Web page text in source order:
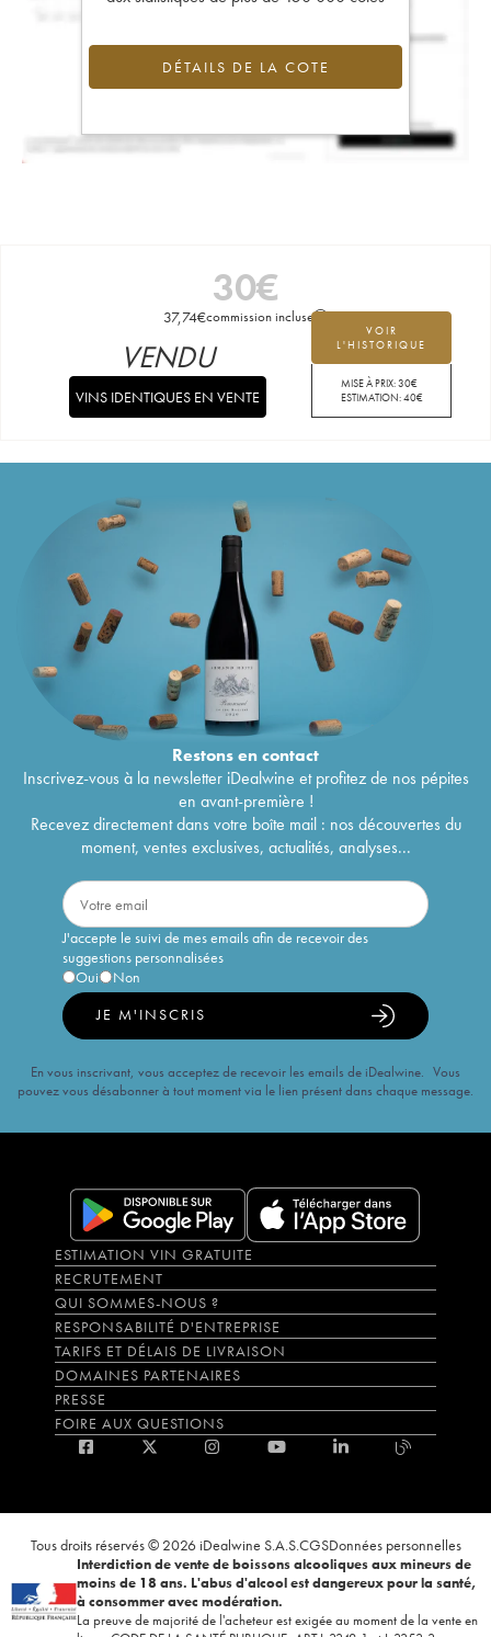
DÉTAILS DE LA COTE
30€
37,74€commission incluse
VOIR
L'HISTORIQUE
MISE À PRIX:30€
ESTIMATION:40€
VENDU
VINS IDENTIQUES EN VENTE
Restons encontact
Inscrivez-vous à la newsletter iDealwine et profitez de nos pépites
en avant-première !
Recevez directement dans votre boîte mail : nos découvertes du
moment, ventes exclusives, actualités, analyses...
J'accepte le suivi de mes emails afin de recevoir des
suggestions personnalisées
Oui
Non
JE M'INSCRIS
En vous inscrivant, vous acceptez de recevoir les emails de iDealwine. Vous
pouvez vous désabonner à tout moment via le lien présent dans chaque message.
ESTIMATION VIN GRATUITE
RECRUTEMENT
QUI SOMMES-NOUS ?
RESPONSABILITÉ D'ENTREPRISE
TARIFS ET DÉLAIS DE LIVRAISON
DOMAINES PARTENAIRES
PRESSE
FOIRE AUX QUESTIONS
Tous droits réservés © 2026 iDealwine S.A.S.CGSDonnées personnelles
Interdiction de vente de boissons alcooliques aux mineurs de
moins de 18 ans. L'abus d'alcool est dangereux pour la santé,
à consommer avec modération.
La preuve de majorité de l'acheteur est exigée au moment de la vente en